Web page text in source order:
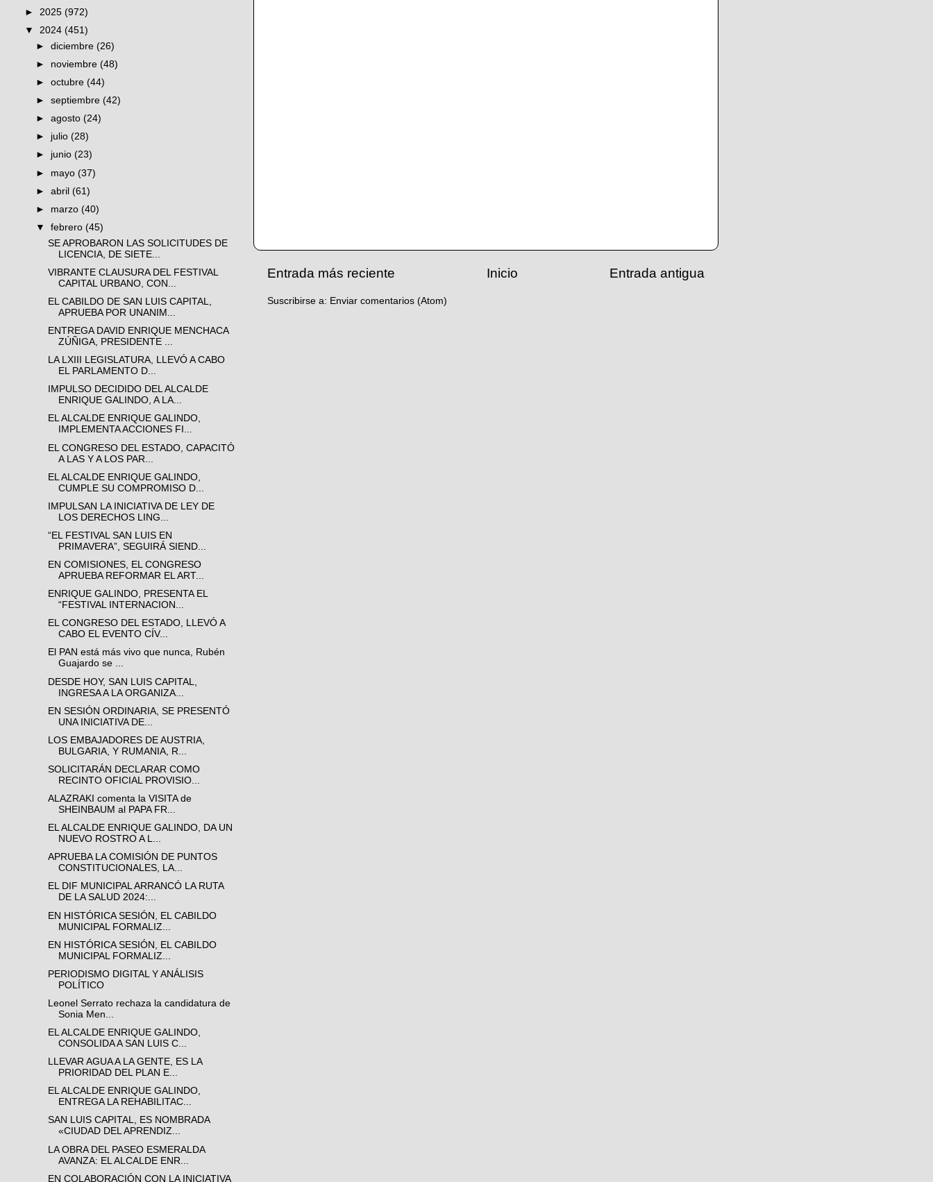
Entrada más reciente Entrada antigua
Inicio
Suscribirse a: Enviar comentarios (Atom)
► 2025 (972)
▼ 2024 (451)
►diciembre(26)
► noviembre(48)
►octubre(44)
►septiembre(42)
►agosto(24)
► julio(28)
► junio(23)
► mayo(37)
►abril(61)
► marzo(40)
▼febrero(45)
SE APROBARON LAS SOLICITUDES DE
LICENCIA, DE SIETE...
VIBRANTE CLAUSURA DEL FESTIVAL
CAPITAL URBANO, CON...
EL CABILDO DE SAN LUIS CAPITAL,
APRUEBA POR UNANIM...
ENTREGA DAVID ENRIQUE MENCHACA
ZÚÑIGA, PRESIDENTE ...
LA LXIII LEGISLATURA, LLEVÓ A CABO
EL PARLAMENTO D...
IMPULSO DECIDIDO DEL ALCALDE
ENRIQUE GALINDO, A LA...
EL ALCALDE ENRIQUE GALINDO,
IMPLEMENTA ACCIONES FI...
EL CONGRESO DEL ESTADO, CAPACITÓ
A LAS Y A LOS PAR...
EL ALCALDE ENRIQUE GALINDO,
CUMPLE SU COMPROMISO D...
IMPULSAN LA INICIATIVA DE LEY DE
LOS DERECHOS LING...
“EL FESTIVAL SAN LUIS EN
PRIMAVERA”, SEGUIRÁ SIEND...
EN COMISIONES, EL CONGRESO
APRUEBA REFORMAR EL ART...
ENRIQUE GALINDO, PRESENTA EL
“FESTIVAL INTERNACION...
EL CONGRESO DEL ESTADO, LLEVÓ A
CABO EL EVENTO CÍV...
El PAN está más vivo que nunca, Rubén
Guajardo se ...
DESDE HOY, SAN LUIS CAPITAL,
INGRESA A LA ORGANIZA...
EN SESIÓN ORDINARIA, SE PRESENTÓ
UNA INICIATIVA DE...
LOS EMBAJADORES DE AUSTRIA,
BULGARIA, Y RUMANIA, R...
SOLICITARÁN DECLARAR COMO
RECINTO OFICIAL PROVISIO...
ALAZRAKI comenta la VISITA de
SHEINBAUM al PAPA FR...
EL ALCALDE ENRIQUE GALINDO, DA UN
NUEVO ROSTRO A L...
APRUEBA LA COMISIÓN DE PUNTOS
CONSTITUCIONALES, LA...
EL DIF MUNICIPAL ARRANCÓ LA RUTA
DE LA SALUD 2024:...
EN HISTÓRICA SESIÓN, EL CABILDO
MUNICIPAL FORMALIZ...
EN HISTÓRICA SESIÓN, EL CABILDO
MUNICIPAL FORMALIZ...
PERIODISMO DIGITAL Y ANÁLISIS
POLÍTICO
Leonel Serrato rechaza la candidatura de
Sonia Men...
EL ALCALDE ENRIQUE GALINDO,
CONSOLIDA A SAN LUIS C...
LLEVAR AGUA A LA GENTE, ES LA
PRIORIDAD DEL PLAN E...
EL ALCALDE ENRIQUE GALINDO,
ENTREGA LA REHABILITAC...
SAN LUIS CAPITAL, ES NOMBRADA
«CIUDAD DEL APRENDIZ...
LA OBRA DEL PASEO ESMERALDA
AVANZA: EL ALCALDE ENR...
EN COLABORACIÓN CON LA INICIATIVA